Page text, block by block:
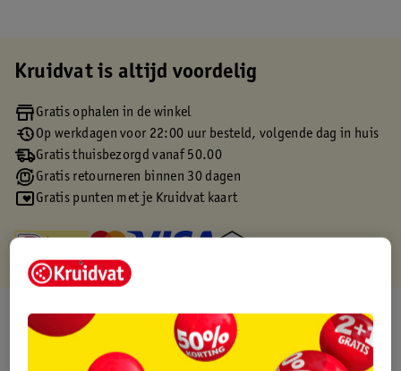
Kruidvat is altijd voordelig
Gratis ophalen in de winkel
Op werkdagen voor 22:00 uur besteld, volgende dag in huis
Gratis thuisbezorgd vanaf 50.00
Gratis retourneren binnen 30 dagen
Gratis punten met je Kruidvat kaart
Over dit product
Productinformatie